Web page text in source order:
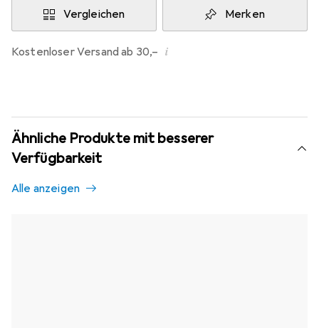
Vergleichen Merken
Kostenloser Versand ab 30,– i
Ähnliche Produkte mit besserer
Verfügbarkeit
Alle anzeigen